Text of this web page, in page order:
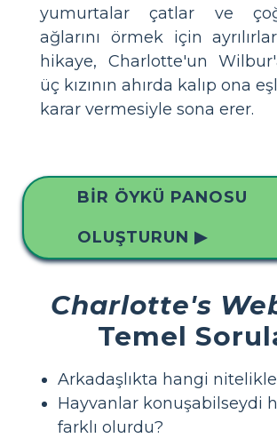
yumurtalar çatlar ve
ağlarını örmek için
hikaye, Charlotte'un
üç kızının ahırda kalıp ona
karar vermesiyle sona erer.
BIR ÖYKÜ PANOSU
OLUŞTURUN ▶
Charlotte's
Temel
Arkadaşlıkta hangi
Hayvanlar konuşabilseydi
farklı olurdu?